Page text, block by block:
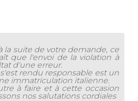
la suite de votre demande, ce
que l'envoi de la violation à
d'une erreur.
rendu responsable est un
immatriculation italienne.
à faire et à cette occasion
nos salutations cordiales